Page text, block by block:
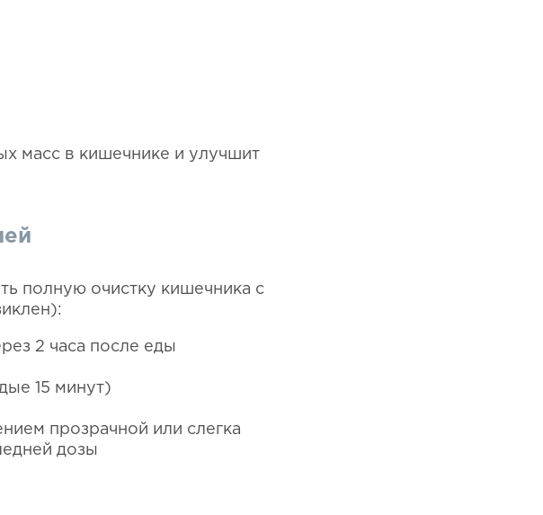
масс в кишечнике и улучшит
полную очистку кишечника с
2 часа после еды
15 минут)
прозрачной или слегка
дозы